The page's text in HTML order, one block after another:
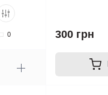
0 300 грн